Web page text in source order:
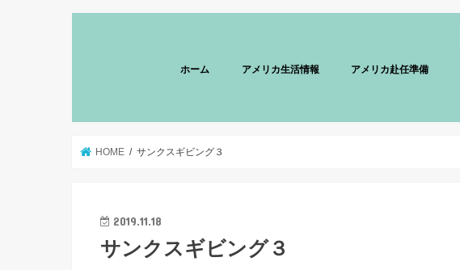
ホーム アメリカ生活情報 アメリカ赴任準備
HOME サンクスギビング３
2019.11.18
サンクスギビング３